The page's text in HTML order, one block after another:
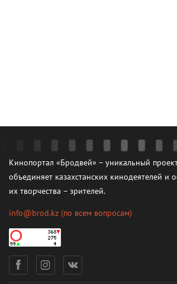
Кинопортал «Бродвей» – уникальный
объединяет казахстанских кинодеятелей и
их творчества – зрителей.
info@brod.kz (по всем вопросам)